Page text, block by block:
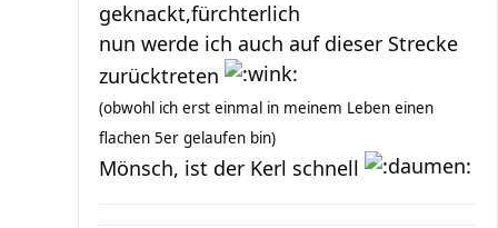
geknackt,fürchterlich
nun werde ich auch auf dieser Strecke
zurücktreten
(obwohl ich erst einmal in meinem Leben einen
flachen 5er gelaufen bin)
Mönsch, ist der Kerl schnell